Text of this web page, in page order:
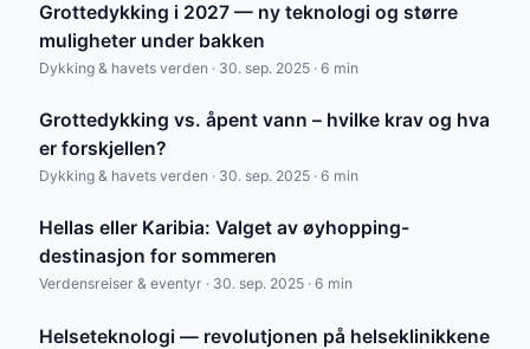
Grottedykking i 2027 — ny teknologi og større
muligheter under bakken
Dykking & havets verden · 30. sep. 2025 · 6 min
Grottedykking vs. åpent vann – hvilke krav og hva
er forskjellen?
Dykking & havets verden · 30. sep. 2025 · 6 min
Hellas eller Karibia: Valget av øyhopping-
destinasjon for sommeren
Verdensreiser & eventyr · 30. sep. 2025 · 6 min
Helseteknologi — revolutjonen på helseklinikkene